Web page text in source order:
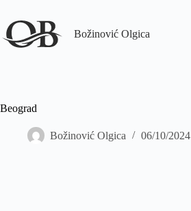
Božinović Olgica
Beograd
Božinović Olgica 06/10/2024